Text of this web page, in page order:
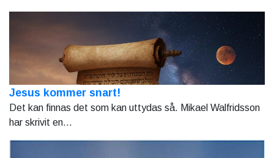
Jesus kommer snart!
Det kan finnas det som kan uttydas så. Mikael Walfridsson
har skrivit en...